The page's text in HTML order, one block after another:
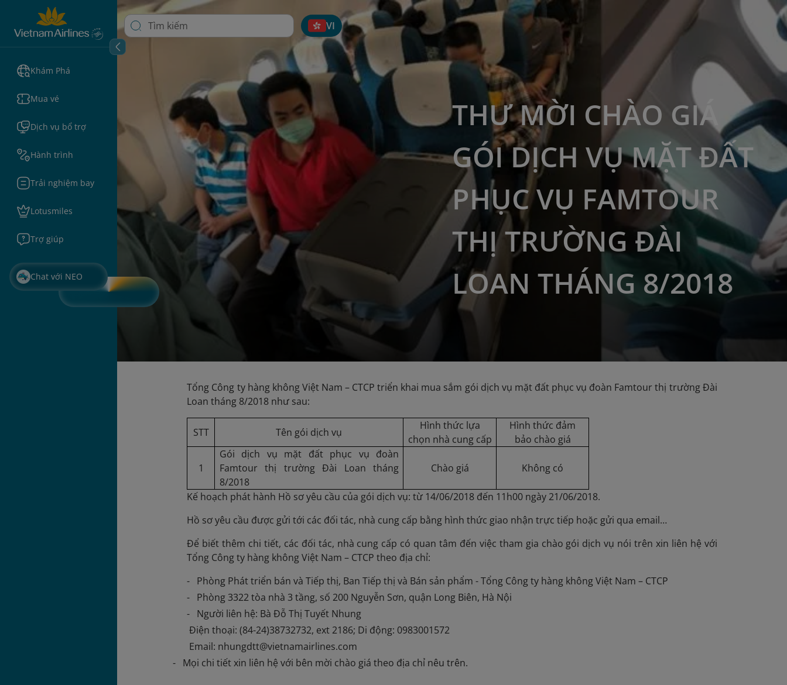
Khám Phá
Mua vé
Dịch vụ bổ trợ
Hành trình
Trải nghiệm bay
Lotusmiles
Trợ giúp
Chat với NEO
VI
THƯ MỜI CHÀO GIÁ
GÓI DỊCH VỤ MẶT ĐẤT
PHỤC VỤ FAMTOUR
THỊ TRƯỜNG ĐÀI
LOAN THÁNG 8/2018
Tổng Công ty hàng không Việt Nam – CTCP triển khai mua sắm gói dịch vụ mặt đất phục vụ đoàn Famtour thị trường Đài
Loan tháng 8/2018 như sau:
STT Tên gói dịch vụ
Hình thức lựa
chọn nhà cung cấp
Hình thức đảm
bảo chào giá
1
Gói dịch vụ mặt đất phục vụ đoàn
Famtour thị trường Đài Loan tháng
8/2018
Chào giá Không có
Kế hoạch phát hành Hồ sơ yêu cầu của gói dịch vụ: từ 14/06/2018 đến 11h00 ngày 21/06/2018.
Hồ sơ yêu cầu được gửi tới các đối tác, nhà cung cấp bằng hình thức giao nhận trực tiếp hoặc gửi qua email…
Để biết thêm chi tiết, các đối tác, nhà cung cấp có quan tâm đến việc tham gia chào gói dịch vụ nói trên xin liên hệ với
Tổng Công ty hàng không Việt Nam – CTCP theo địa chỉ:
- Phòng Phát triển bán và Tiếp thị, Ban Tiếp thị và Bán sản phẩm - Tổng Công ty hàng không Việt Nam – CTCP
- Phòng 3322 tòa nhà 3 tầng, số 200 Nguyễn Sơn, quận Long Biên, Hà Nội
- Người liên hệ: Bà Đỗ Thị Tuyết Nhung
Điện thoại: (84-24)38732732, ext 2186; Di động: 0983001572
Email: nhungdtt@vietnamairlines.com
- Mọi chi tiết xin liên hệ với bên mời chào giá theo địa chỉ nêu trên.